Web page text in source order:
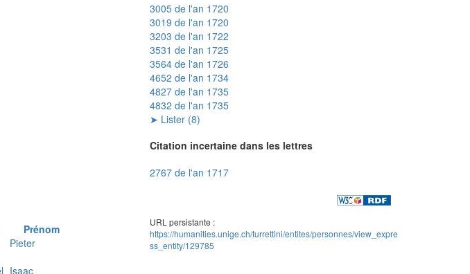
Prénom
Pieter
Isaac
3005 de l'an 1720
3019 de l'an 1720
3203 de l'an 1722
3531 de l'an 1725
3564 de l'an 1726
4652 de l'an 1734
4827 de l'an 1735
4832 de l'an 1735
➤ Lister (8)
Citation incertaine dans les lettres
2767 de l'an 1717
URL persistante :
https://humanities.unige.ch/turrettini/entites/personnes/view_expre
ss_entity/129785